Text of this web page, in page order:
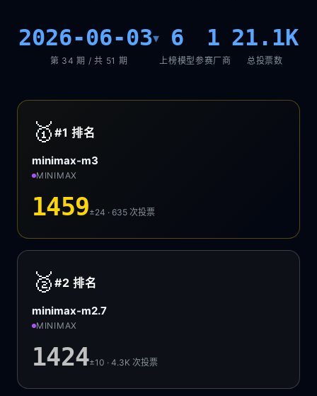
2026-06-03▾
第 34 期 / 共 51 期
6
上榜模型
1
参赛厂商
21.1K
总投票数
🥇 #1排名
minimax-m3
MINIMAX
1459±24 · 635次投票
🥈 #2排名
minimax-m2.7
MINIMAX
1424±10 · 4.3K次投票